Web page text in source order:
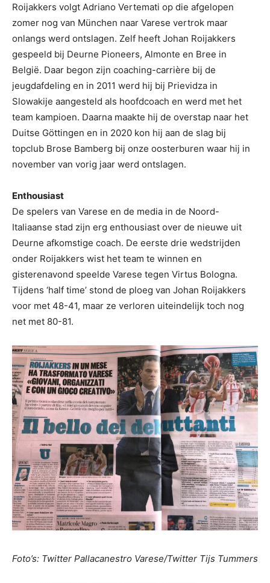
Roijakkers volgt Adriano Vertemati op die afgelopen
zomer nog van München naar Varese vertrok maar
onlangs werd ontslagen. Zelf heeft Johan Roijakkers
gespeeld bij Deurne Pioneers, Almonte en Bree in
België. Daar begon zijn coaching-carrière bij de
jeugdafdeling en in 2011 werd hij bij Prievidza in
Slowakije aangesteld als hoofdcoach en werd met het
team kampioen. Daarna maakte hij de overstap naar het
Duitse Göttingen en in 2020 kon hij aan de slag bij
topclub Brose Bamberg bij onze oosterburen waar hij in
november van vorig jaar werd ontslagen.
Enthousiast
De spelers van Varese en de media in de Noord-
Italiaanse stad zijn erg enthousiast over de nieuwe uit
Deurne afkomstige coach. De eerste drie wedstrijden
onder Roijakkers wist het team te winnen en
gisterenavond speelde Varese tegen Virtus Bologna.
Tijdens ‘half time’ stond de ploeg van Johan Roijakkers
voor met 48-41, maar ze verloren uiteindelijk toch nog
net met 80-81.
Foto’s: Twitter Pallacanestro Varese/Twitter Tijs Tummers